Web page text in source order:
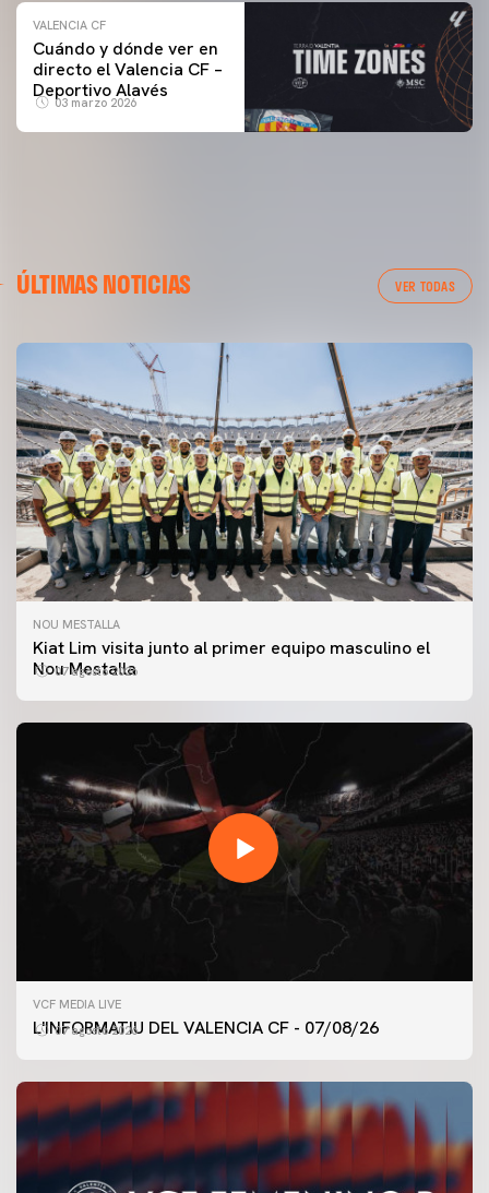
VALENCIA CF
Cuándo y dónde ver en
directo el Valencia CF –
Deportivo Alavés
03 marzo 2026
ÚLTIMAS NOTICIAS VER TODAS
NOU MESTALLA
Kiat Lim visita junto al primer equipo masculino el
Nou Mestalla
07 agosto 2026
VCF MEDIA LIVE
L'INFORMATIU DEL VALENCIA CF - 07/08/26
07 agosto 2026